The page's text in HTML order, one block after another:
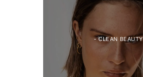
- CLEAN BEAUTY